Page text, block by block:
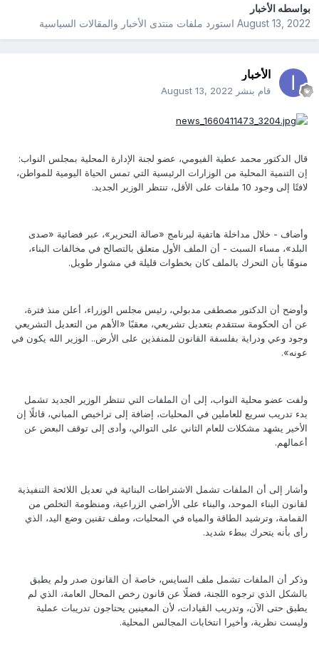
بواسطهالأخبار
August 13, 2022استورد ملفات منتدى الأخبار والمقالات السياسية
الأخبار
قام بنشر August 13, 2022
قال الدكتور محمد عطية الفيومي، عضو لجنة الإدارة المحلية بمجلس النواب:
إن التنمية المحلية من الوزارات الرئيسية التي تمس الحياة اليومية للمواطن،
لافتًا إلى وجود 10 ملفات على الأقل، تنتظر الوزير الجديد.
وأضاف - خلال مداخلة هاتفية لبرنامج «صالة التحرير»، عبر فضائية «صدى
البلد»، مساء السبت - أن الملف الأول متعلق بالتصالح في مخالفات البناء،
منوهًا بأن التحرك بالملف كان بخطوات قليلة في مشوار طويل.
وأوضح أن الدكتور مصطفى مدبولي، رئيس مجلس الوزراء، أعلن منذ فترة،
عن أن الحكومة ستتقدم بتعديل تشريعي، معقبًا «الأهم من التعديل التشريعي
وجود وعي ودراية بفلسفة القانون للمنفذين على الأرض.. الوزير الله يكون في
عونه».
ولفت عضو محلية النواب، إلى أن الملفات التي تنتظر الوزير الجديد تشمل
بدء تدريب سريع للعاملين في المحليات، إضافة إلى تراخيص المباني، قائلًا إن
الأخير يشهد مشكلات للعام الثاني على التوالي، وأدى إلى توقف البعض عن
أعمالهم.
وأشار إلى أن الملفات تشمل الاشتراطات البنائية في تعديل اللائحة التنفيذية
لقانون البناء الموحد، والبناء على الأراضي الزراعية، ومنظومة التخلص من
القمامة، وترشيد الطاقة والمياه في المحليات، وملف تقنين وضع اليد، الذي
رأى بأنه يتحرك ببطء شديد.
وذكر أن الملفات تشمل ملف السايس، خاصة أن القانون صدر ولم يطبق
بالشكل الذي ترجوه اللجنة، فضلًا عن قانون رخص المحال العامة، الذي لم
يطبق حتى الآن، وتدريب القيادات، لأن المعينين يحتاجون تدريبات عملية
وليست نظرية، وأخيرا انتخابات المجالس المحلية.